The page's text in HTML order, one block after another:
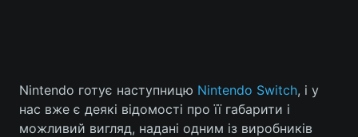
Nintendo готує наступницю Nintendo Switch, і у
нас вже є деякі відомості про її габарити і
можливий вигляд, надані одним із виробників